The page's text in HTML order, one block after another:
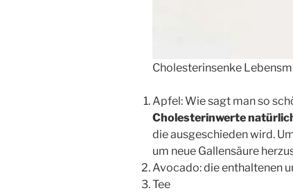
Cholesterinsenke
Apfel: Wie sagt man so
Cholesterinwerte
die ausgeschieden wird.
um neue Gallensäure
Avocado: die enthaltenen
Tee